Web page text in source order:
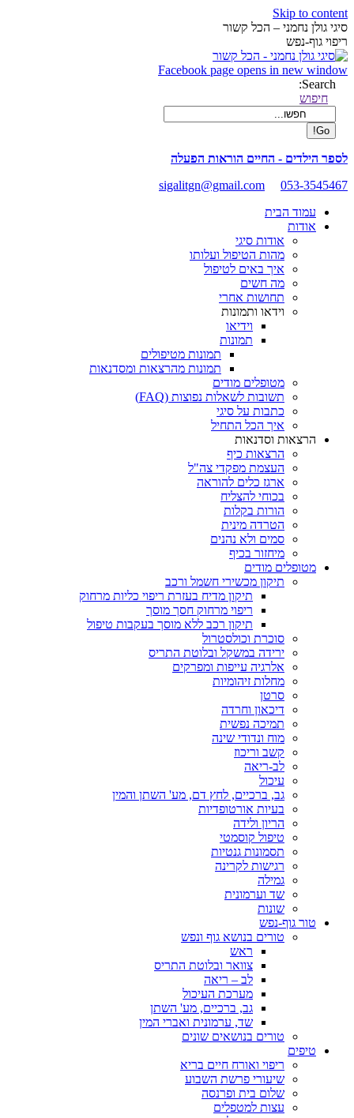
Skip to content
סיגי גולן נחמני – הכל קשור
ריפוי גוף-נפש
Facebook page opens in new window
Search:
חיפוש
לספר הילדים - החיים הוראות הפעלה
sigalitgn@gmail.com
053-3545467
עמוד הבית
אודות
אודות סיגי
מהות הטיפול ועלותו
איך באים לטיפול
מה חשים
תחושות אחרי
וידאו ותמונות
וידיאו
תמונות
תמונות מטיפולים
תמונות מהרצאות ומסדנאות
מטופלים מודים
תשובות לשאלות נפוצות (FAQ)
כתבות על סיגי
איך הכל התחיל
הרצאות וסדנאות
הרצאות כיף
העצמת מפקדי צה"ל
ארגז כלים להוראה
בכוחי להצליח
הורות בקלות
הטרדה מינית
סמים ולא נהנים
מיחזור בכיף
מטופלים מודים
תיקון מכשירי חשמל ורכב
תיקון מדיח בעזרת ריפוי כליות מרחוק
ריפוי מרחוק חסך מוסך
תיקון רכב ללא מוסך בעקבות טיפול
סוכרת וכולסטרול
ירידה במשקל ובלוטת התריס
אלרגיה עייפות ומפרקים
מחלות זיהומיות
סרטן
דיכאון וחרדה
תמיכה נפשית
מוח ונדודי שינה
קשב וריכוז
לב-ריאה
עיכול
גב, ברכיים, לחץ דם, מע' השתן והמין
בעיות אורטופדיות
הריון ולידה
טיפול קוסמטי
תסמונות גנטיות
רגישות לקרינה
גמילה
שד וערמונית
שונות
טור גוף-נפש
טורים בנושא גוף ונפש
ראש
צוואר ובלוטת התריס
לב – ריאה
מערכת העיכול
גב, ברכיים, מע' השתן
שד, ערמונית ואברי המין
טורים בנושאים שונים
טיפים
ריפוי ואורח חיים בריא
שיעורי פרשת השבוע
שלום בית ופרנסה
עצות למטפלים